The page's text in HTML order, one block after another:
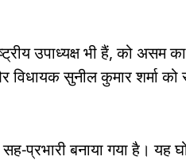
उपाध्यक्ष भी हैं, को असम
विधायक सुनील कुमार शर्मा को
प्रभारी बनाया गया है। यह